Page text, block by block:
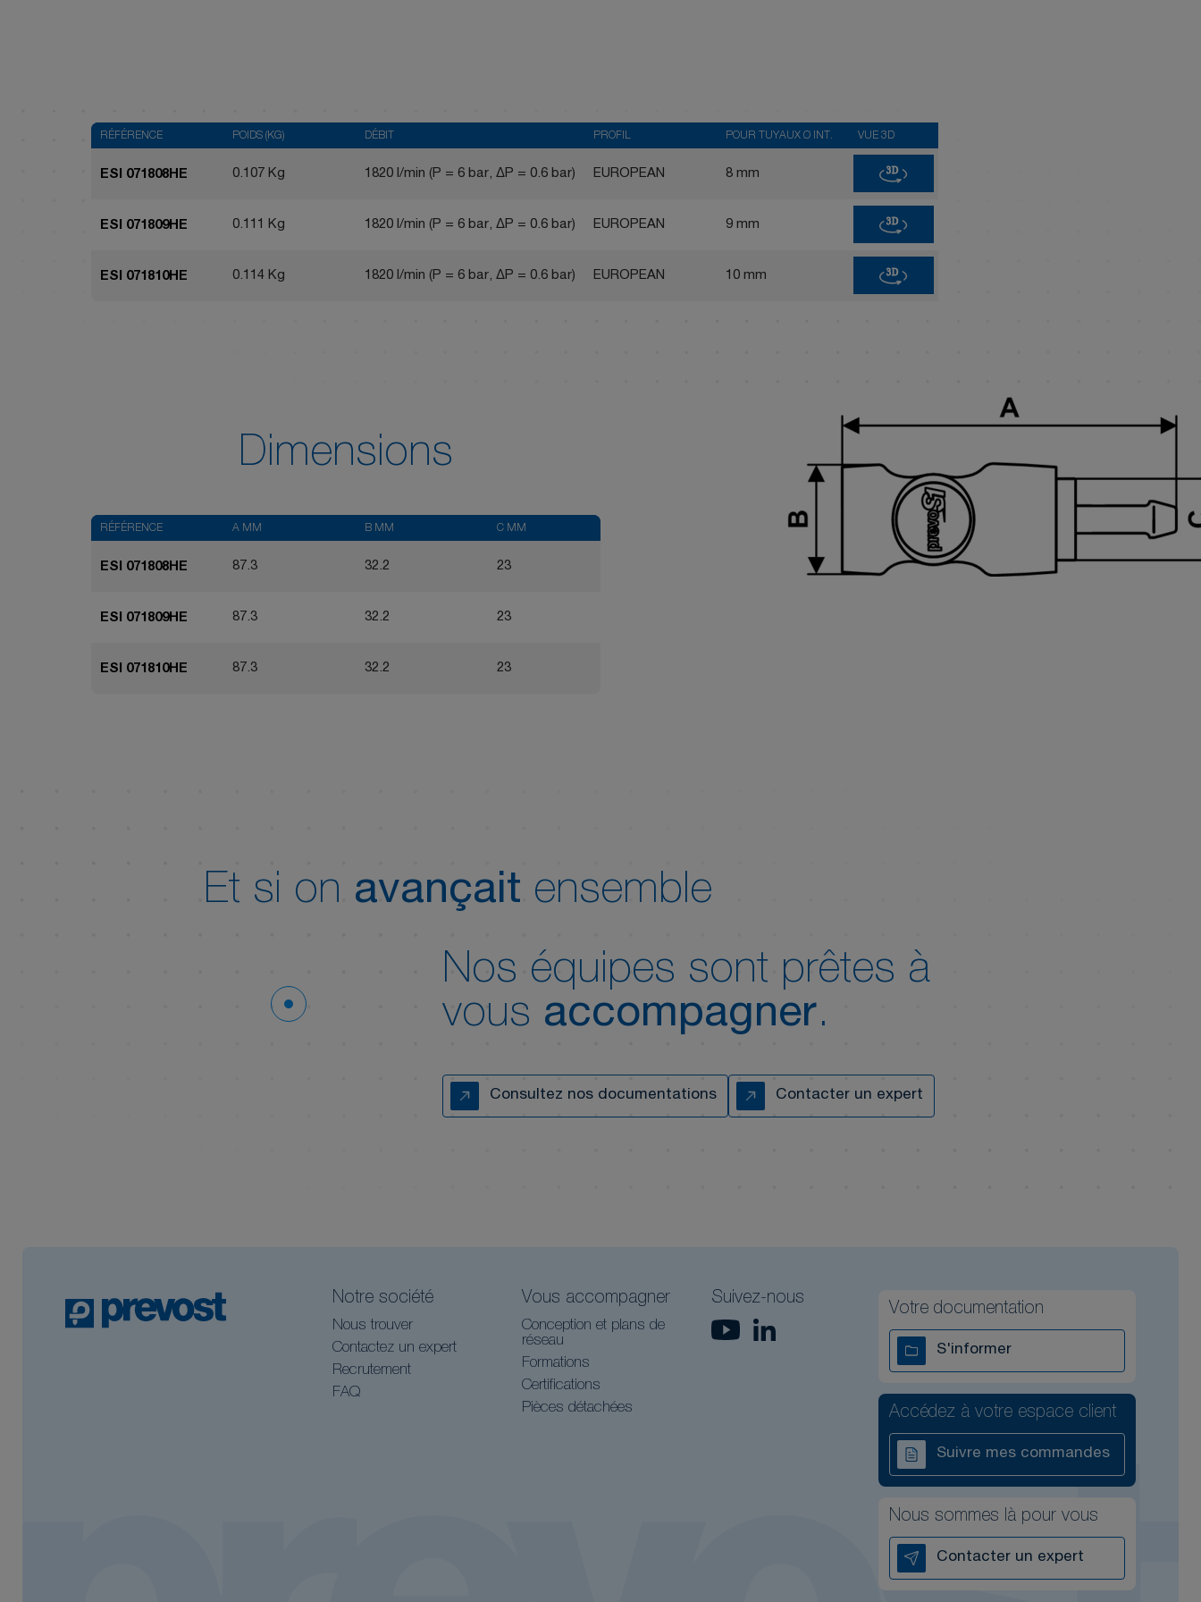
RÉFÉRENCE POIDS (KG) DÉBIT PROFIL POUR TUYAUX Ø INT. VUE 3D
ESI 071808HE 0.107 Kg 1820 l/min (P = 6 bar, ΔP = 0.6 bar) EUROPEAN 8 mm 3D
ESI 071809HE 0.111 Kg 1820 l/min (P = 6 bar, ΔP = 0.6 bar) EUROPEAN 9 mm 3D
ESI 071810HE 0.114 Kg 1820 l/min (P = 6 bar, ΔP = 0.6 bar) EUROPEAN 10 mm 3D
Dimensions
RÉFÉRENCE A MM B MM C MM
ESI 071808HE 87.3 32.2 23
ESI 071809HE 87.3 32.2 23
ESI 071810HE 87.3 32.2 23
Et si on avançait ensemble
Nos équipes sont prêtes à
vous accompagner.
Consultez nos documentations Contacter un expert
Notre société
Nous trouver
Contactez un expert
Recrutement
FAQ
Vous accompagner
Conception et plans de
réseau
Formations
Certifications
Pièces détachées
Suivez-nous
Votre documentation
S'informer
Accédez à votre espace client
Suivre mes commandes
Nous sommes là pour vous
Contacter un expert